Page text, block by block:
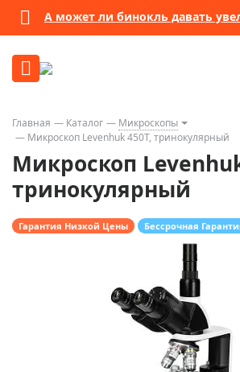
А может ли бинокль давать
Главная Каталог
Микроскопы
Микроскоп Levenhuk 450T, тринокулярный
Микроскоп
тринокулярный
Гарантия Низкой Цены Бессрочная